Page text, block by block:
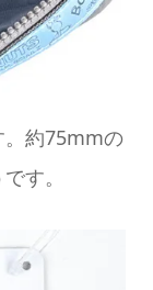
。約75mmの
す。